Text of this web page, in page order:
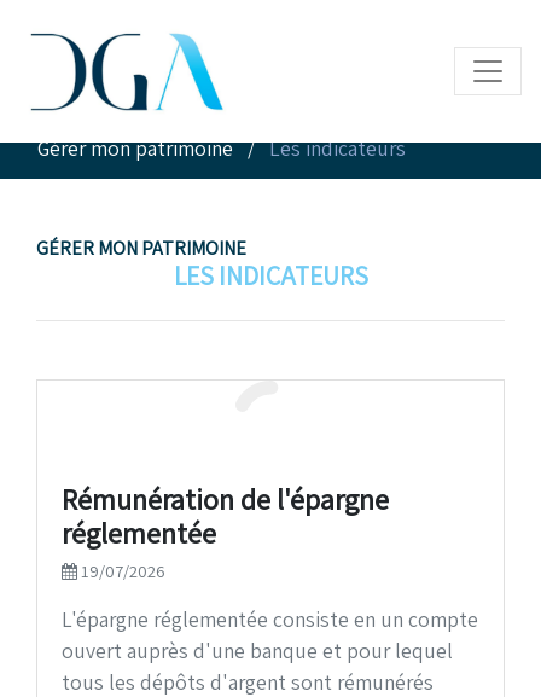
Accueil / Infos pratiques
Gérer mon patrimoine / Les indicateurs
GÉRER MON PATRIMOINE
LES INDICATEURS
Rémunération de l'épargne
réglementée
19/07/2026
L'épargne réglementée consiste en un compte
ouvert auprès d'une banque et pour lequel
tous les dépôts d'argent sont rémunérés